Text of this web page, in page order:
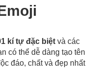
kí tự đặc biệt và các
có thể dễ dàng tạo tên
đáo, chất và đẹp nhất